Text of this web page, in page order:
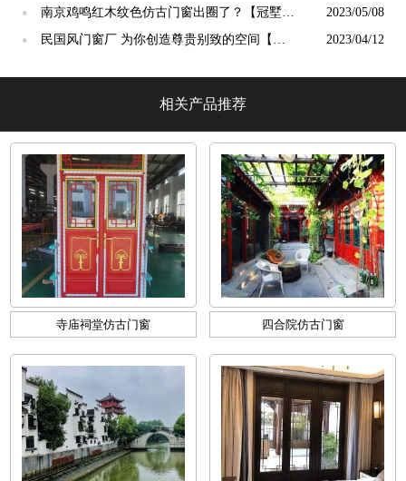
【冠墅阳光】
●
南京鸡鸣红木纹色仿古门窗出圈了？【冠墅阳
光】
2023/05/08
●
民国风门窗厂 为你创造尊贵别致的空间【冠
2023/04/12
相关产品推荐
寺庙祠堂仿古门窗 四合院仿古门窗